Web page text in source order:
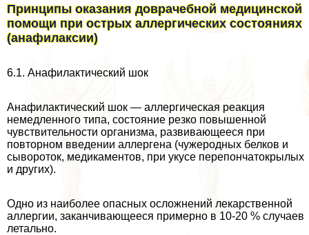
Принципы оказания доврачебной медицинской
помощи при острых аллергических состояниях
(анафилаксии)
6.1. Анафилактический шок
Анафилактический шок — аллергическая реакция
немедленного типа, со­стояние резко повышенной
чувствительности организма, развивающееся при
повторном введении аллергена (чужеродных белков и
сывороток, медикамен­тов, при укусе перепончатокрылых
и других).
Одно из наиболее опасных осложнений лекарственной
аллергии, заканчива­ющееся примерно в 10-20 % случаев
летально.